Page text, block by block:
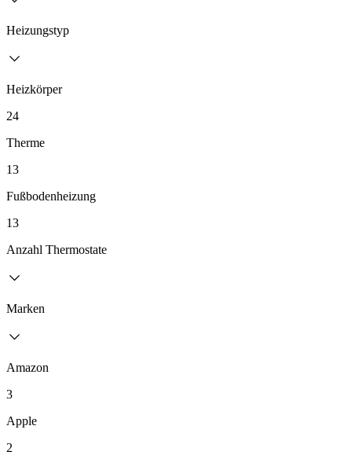
Heizungstyp
Heizkörper
24
Therme
13
Fußbodenheizung
13
Anzahl Thermostate
Marken
Amazon
3
Apple
2